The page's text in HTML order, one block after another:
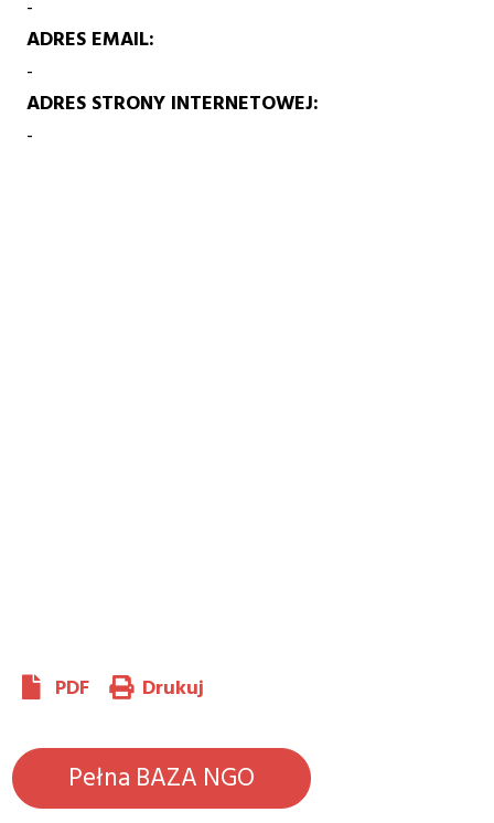
-
ADRES EMAIL
-
ADRES STRONY INTERNETOWEJ
-
PDF Drukuj
Pełna BAZA NGO